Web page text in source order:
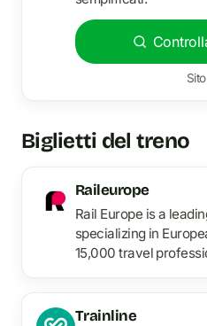
Biglietti del treno
Raileurope
Rail Europe is a
specializing in
15,000 travel
Trainline